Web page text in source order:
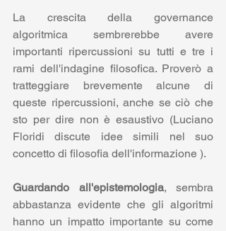
La crescita della governance
algoritmica sembrerebbe avere
importanti ripercussioni su tutti e tre i
rami dell'indagine filosofica. Proverò a
tratteggiare brevemente alcune di
queste ripercussioni, anche se ciò che
sto per dire non è esaustivo (Luciano
Floridi discute idee simili nel suo
concetto di filosofia dell'informazione ).
Guardando all'epistemologia, sembra
abbastanza evidente che gli algoritmi
hanno un impatto importante su come